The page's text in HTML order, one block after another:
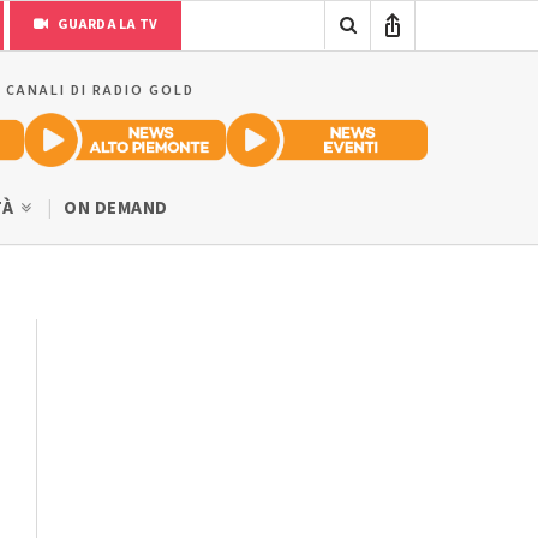
GUARDA LA TV
DI RADIO GOLD
ON DEMAND